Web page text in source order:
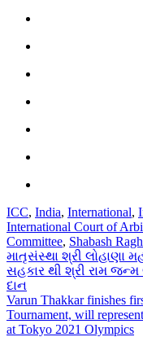
ICC, India, International,
International Court of
Committee, Shabash
Post
navigation
માતૃસંસ્થા શ્રી લોહાણા
સહકાર થી શ્રી રામ જન્મ
દાન
Varun Thakkar finishes
Tournament, will
at Tokyo 2021 Olympics